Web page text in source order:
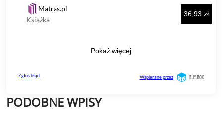
PODOBNE WPISY